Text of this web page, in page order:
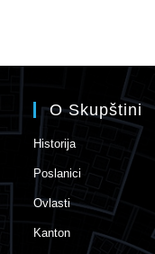
O Skupštini
Historija
Poslanici
Ovlasti
Kanton